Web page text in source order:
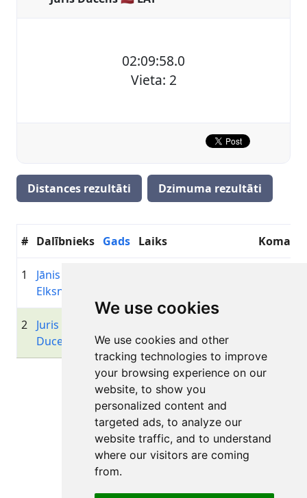
We use cookies
We use cookies and other
tracking technologies to improve
your browsing experience on our
website, to show you
personalized content and
targeted ads, to analyze our
website traffic, and to understand
where our visitors are coming
from.
02:09:58.0
Vieta: 2
Distances rezultāti Dzimuma rezultāti
# Dalībnieks Gads Laiks
1
Jānis
Elksnis
2
Juris
Ducens
Lapa 1 no 1
Kopā 2 Rezultāti
Atpakaļ uz rezultātiem